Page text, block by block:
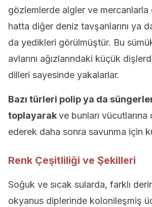
gözlemlerde algler ve mercanlarla
hatta diğer deniz tavşanlarını ya
da yedikleri görülmüştür. Bu
avlarını ağızlarındaki küçük
dilleri sayesinde yakalarlar.
Bazı türleri polip ya da
toplayarakve bunları vücutlarına
ederek daha sonra savunma için
Renk Çeşitliliği ve Şekilleri
Soğuk ve sıcak sularda, farklı
okyanus diplerinde kolonileşmiş